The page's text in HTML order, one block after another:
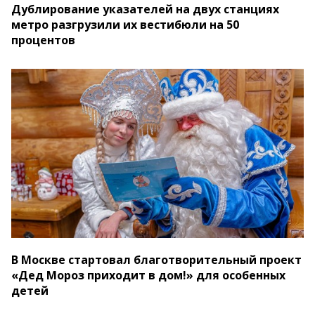
Дублирование указателей на двух станциях
метро разгрузили их вестибюли на 50
процентов
В Москве стартовал благотворительный проект
«Дед Мороз приходит в дом!» для особенных
детей